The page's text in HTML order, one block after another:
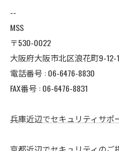
--
MSS
〒530-0022
大阪府大阪市北区浪花町9-12-
電話番号 : 06-6476-8830
FAX番号 : 06-6476-8831
兵庫近辺でセキュリティサポ